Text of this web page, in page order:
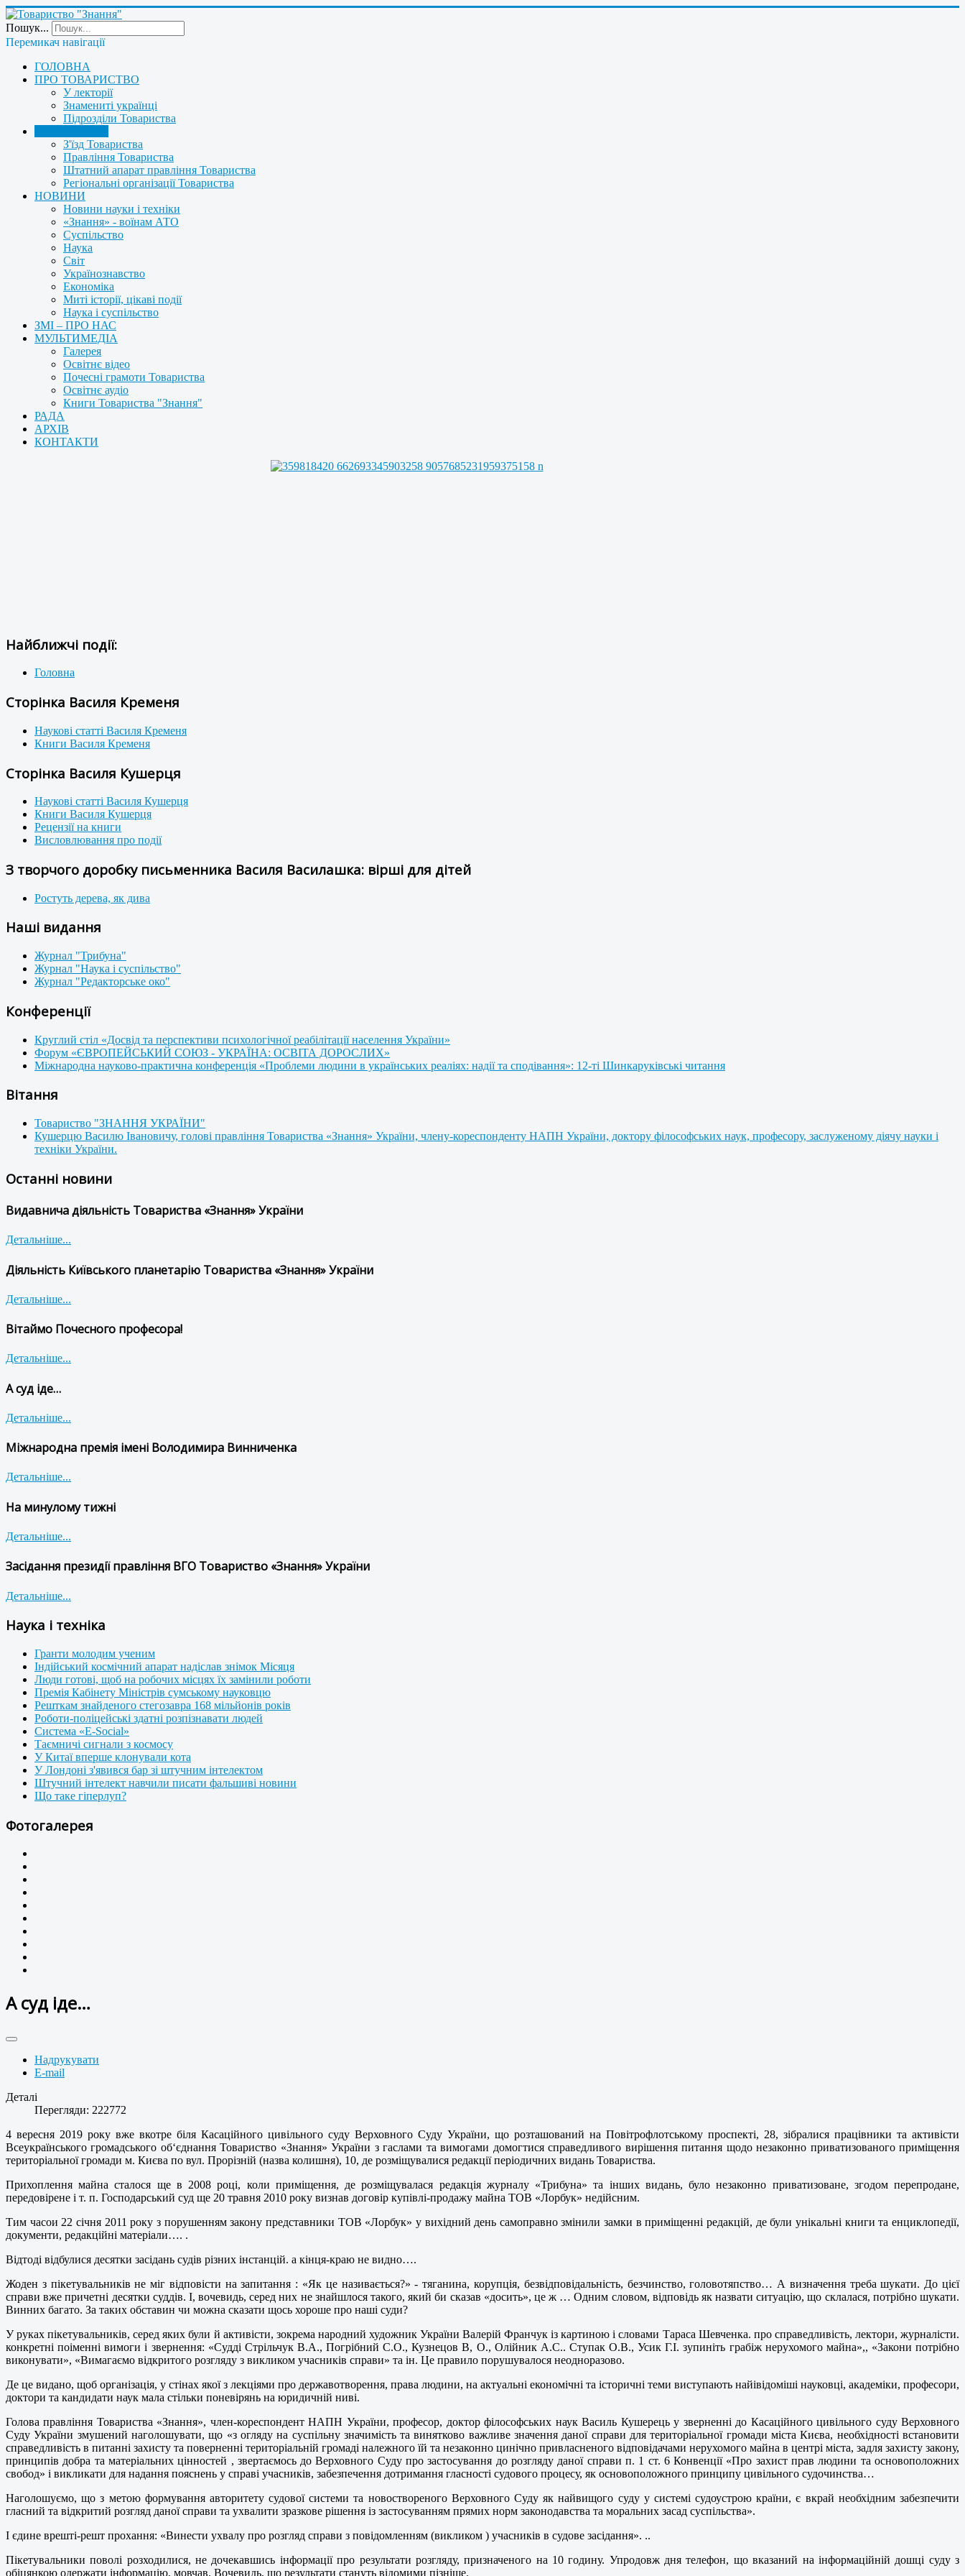
Пошук...
Перемикач навігації
ГОЛОВНА
ПРО ТОВАРИСТВО
У лекторії
Знамениті українці
Підрозділи Товариства
З'їзд Товариства
Правління Товариства
Штатний апарат правління Товариства
Регіональні організації Товариства
НОВИНИ
Новини науки і техніки
«Знання» - воїнам АТО
Суспільство
Наука
Світ
Українознавство
Економіка
Миті історії, цікаві події
Наука і суспільство
ЗМІ – ПРО НАС
МУЛЬТИМЕДІА
Галерея
Освітнє відео
Почесні грамоти Товариства
Освітнє аудіо
Книги Товариства "Знання"
РАДА
АРХІВ
КОНТАКТИ
Найближчі події:
Головна
Сторінка Василя Кременя
Наукові статті Василя Кременя
Книги Василя Кременя
Сторінка Василя Кушерця
Наукові статті Василя Кушерця
Книги Василя Кушерця
Рецензії на книги
Висловлювання про події
З творчого доробку письменника Василя Василашка: вірші для дітей
Ростуть дерева, як дива
Наші видання
Журнал "Трибуна"
Журнал "Наука і суспільство"
Журнал "Редакторське око"
Конференції
Круглий стіл «Досвід та перспективи психологічної реабілітації населення України»
Форум «ЄВРОПЕЙСЬКИЙ СОЮЗ - УКРАЇНА: ОСВІТА ДОРОСЛИХ»
Міжнародна науково-практична конференція «Проблеми людини в українських реаліях: надії та сподівання»: 12-ті Шинкаруківські читання
Вітання
Товариство "ЗНАННЯ УКРАЇНИ"
Кушерцю Василю Івановичу, голові правління Товариства «Знання» України, члену-кореспонденту НАПН України, доктору філософських наук, професору, заслуженому діячу науки і
техніки України.
Останні новини
Видавнича діяльність Товариства «Знання» України
Детальніше...
Діяльність Київського планетарію Товариства «Знання» України
Детальніше...
Вітаймо Почесного професора!
Детальніше...
А суд іде…
Детальніше...
Міжнародна премія імені Володимира Винниченка
Детальніше...
На минулому тижні
Детальніше...
Засідання президії правління ВГО Товариство «Знання» України
Детальніше...
Наука і техніка
Гранти молодим ученим
Індійський космічний апарат надіслав знімок Місяця
Люди готові, щоб на робочих місцях їх замінили роботи
Премія Кабінету Міністрів сумському науковцю
Решткам знайденого стегозавра 168 мільйонів років
Роботи-поліцейські здатні розпізнавати людей
Система «E-Social»
Таємничі сигнали з космосу
У Китаї вперше клонували кота
У Лондоні з'явився бар зі штучним інтелектом
Штучний інтелект навчили писати фальшиві новини
Що таке гіперлуп?
Фотогалерея
А суд іде…
Надрукувати
E-mail
Деталі
Перегляди: 222772
4 вересня 2019 року вже вкотре біля Касаційного цивільного суду Верховного Суду України, що розташований на Повітрофлотському проспекті, 28, зібралися працівники та активісти
Всеукраїнського громадського об‘єднання Товариство «Знання» України з гаслами та вимогами домогтися справедливого вирішення питання щодо незаконно приватизованого приміщення
територіальної громади м. Києва по вул. Прорізній (назва колишня), 10, де розміщувалися редакції періодичних видань Товариства.
Прихоплення майна сталося ще в 2008 році, коли приміщення, де розміщувалася редакція журналу «Трибуна» та інших видань, було незаконно приватизоване, згодом перепродане,
передовірене і т. п. Господарський суд ще 20 травня 2010 року визнав договір купівлі-продажу майна ТОВ «Лорбук» недійсним.
Тим часои 22 січня 2011 року з порушенням закону представники ТОВ «Лорбук» у вихідний день самоправно змінили замки в приміщенні редакцій, де були унікальні книги та енциклопедії,
документи, редакційні матеріали…. .
Відтоді відбулися десятки засідань судів різних інстанцій. а кінця-краю не видно….
Жоден з пікетувальників не міг відповісти на запитання : «Як це називається?» - тяганина, корупція, безвідповідальність, безчинство, головотяпство… А визначення треба шукати. До цієї
справи вже причетні десятки суддів. І, вочевидь, серед них не знайшлося такого, який би сказав «досить», це ж … Одним словом, відповідь як назвати ситуацію, що склалася, потрібно шукати.
Винних багато. За таких обставин чи можна сказати щось хороше про наші суди?
У руках пікетувальників, серед яких були й активісти, зокрема народний художник України Валерій Франчук із картиною і словами Тараса Шевченка. про справедливість, лектори, журналісти.
конкретні поіменні вимоги і звернення: «Судді Стрільчук В.А., Погрібний С.О., Кузнецов В, О., Олійник А.С.. Ступак О.В., Усик Г.І. зупиніть грабіж нерухомого майна»,, «Закони потрібно
виконувати», «Вимагаємо відкритого розгляду з викликом учасників справи» та ін. Це правило порушувалося неодноразово.
Де це видано, щоб організація, у стінах якої з лекціями про державотворення, права людини, на актуальні економічні та історичні теми виступають найівідоміші науковці, академіки, професори,
доктори та кандидати наук мала стільки поневірянь на юридичній ниві.
Голова правління Товариства «Знання», член-кореспондент НАПН України, професор, доктор філософських наук Василь Кушерець у зверненні до Касаційного цивільного суду Верховного
Суду України змушений наголошувати, що «з огляду на суспільну значимість та винятково важливе значення даної справи для територіальної громади міста Києва, необхідності встановити
справедливість в питанні захисту та поверненні територіальній громаді належного їй та незаконно цинічно привласненого відповідачами нерухомого майна в центрі міста, задля захисту закону,
принципів добра та матеріальних цінностей , звертаємось до Верховного Суду про застосування до розгляду даної справи п. 1 ст. 6 Конвенції «Про захист прав людини та основоположних
свобод» і викликати для надання пояснень у справі учасників, забезпечення дотримання гласності судового процесу, як основоположного принципу цивільного судочинства…
Наголошуємо, що з метою формування авторитету судової системи та новоствореного Верховного Суду як найвищого суду у системі судоустрою країни, є вкрай необхідним забезпечити
гласний та відкритий розгляд даної справи та ухвалити зразкове рішення із застосуванням прямих норм законодавства та моральних засад суспільства».
І єдине врешті-решт прохання: «Винести ухвалу про розгляд справи з повідомленням (викликом ) учасників в судове засідання». ..
Пікетувальники поволі розходилися, не дочекавшись інформації про результати розгляду, призначеного на 10 годину. Упродовж дня телефон, що вказаний на інформаційній дошці суду з
обіцянкою одержати інформацію, мовчав. Вочевидь, що результати стануть відомими пізніше.